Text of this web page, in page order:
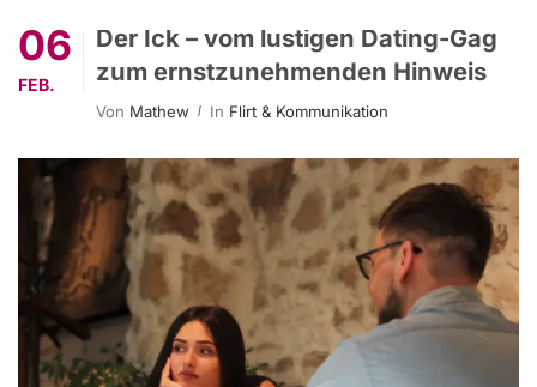
06
FEB.
Der Ick – vom lustigen Dating-Gag
zum ernstzunehmenden Hinweis
Von Mathew In Flirt & Kommunikation